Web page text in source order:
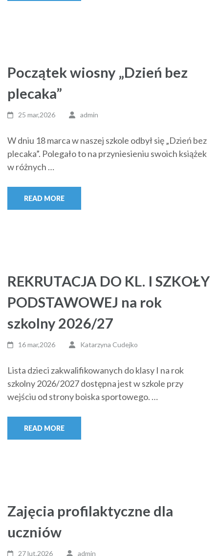
Początek wiosny „Dzień bez
plecaka”
25 mar,2026 admin
W dniu 18 marca w naszej szkole odbył się „Dzień bez
plecaka”. Polegało to na przyniesieniu swoich książek
w różnych …
READ MORE
REKRUTACJA DO KL. I SZKOŁY
PODSTAWOWEJ na rok
szkolny 2026/27
16 mar,2026 Katarzyna Cudejko
Lista dzieci zakwalifikowanych do klasy I na rok
szkolny 2026/2027 dostępna jest w szkole przy
wejściu od strony boiska sportowego. …
READ MORE
Zajęcia profilaktyczne dla
uczniów
27 lut,2026 admin